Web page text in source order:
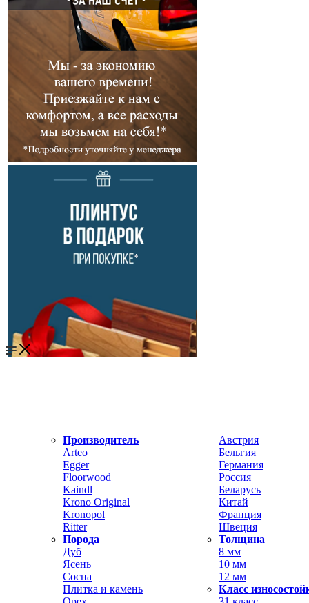
Производитель
Arteo
Egger
Floorwood
Kaindl
Krono Original
Kronopol
Ritter
Порода
Дуб
Ясень
Сосна
Плитка и камень
Австрия
Бельгия
Германия
Россия
Беларусь
Китай
Франция
Швеция
Толщина
8 мм
10 мм
12 мм
Класс